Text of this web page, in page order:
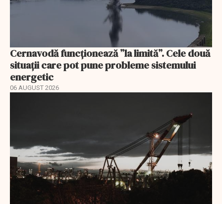
Cernavodă funcționează ”la limită”. Cele două
situații care pot pune probleme sistemului
energetic
06 AUGUST 2026